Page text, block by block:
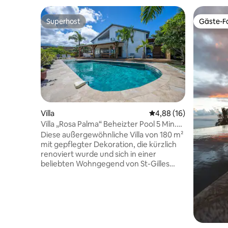
Superhost
Superhost
Villa Durchschnittliche
4,88 (16)
Villa „Rosa Palma“ Beheizter Pool 5 Min.
vom Hafen
Diese außergewöhnliche Villa von 180 m²
mit gepflegter Dekoration, die kürzlich
renoviert wurde und sich in einer
beliebten Wohngegend von St-Gilles
Gäste-
Gäste-